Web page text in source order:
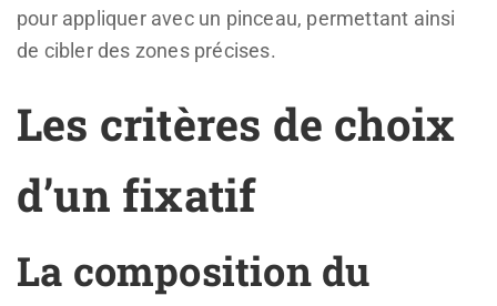
pour appliquer avec un pinceau, permettant ainsi
de cibler des zones précises.
Les critères de choix
d’un fixatif
La composition du